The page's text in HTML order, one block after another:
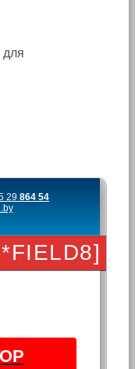
для